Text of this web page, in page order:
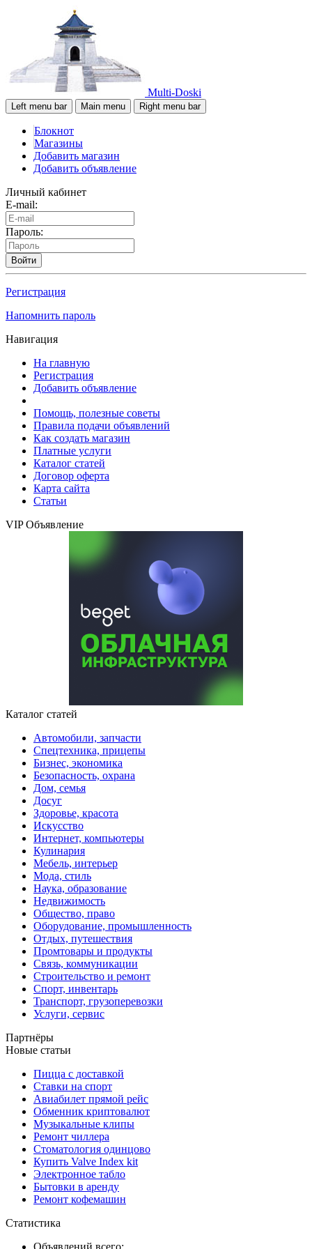
Multi-Doski
Left menu bar Main menu Right menu bar
Блокнот
Магазины
Добавить магазин
Добавить объявление
Личный кабинет
E-mail:
Пароль:
Войти
Регистрация
Напомнить пароль
Навигация
На главную
Регистрация
Добавить объявление
Помощь, полезные советы
Правила подачи объявлений
Как создать магазин
Платные услуги
Каталог статей
Договор оферта
Карта сайта
Статьи
VIP Объявление
Каталог статей
Автомобили, запчасти
Спецтехника, прицепы
Бизнес, экономика
Безопасность, охрана
Дом, семья
Досуг
Здоровье, красота
Искусство
Интернет, компьютеры
Кулинария
Мебель, интерьер
Мода, стиль
Наука, образование
Недвижимость
Общество, право
Оборудование, промышленность
Отдых, путешествия
Промтовары и продукты
Связь, коммуникации
Строительство и ремонт
Спорт, инвентарь
Транспорт, грузоперевозки
Услуги, сервис
Партнёры
Новые статьи
Пицца с доставкой
Ставки на спорт
Авиабилет прямой рейс
Обменник криптовалют
Музыкальные клипы
Ремонт чиллера
Стоматология одинцово
Купить Valve Index kit
Электронное табло
Бытовки в аренду
Ремонт кофемашин
Статистика
Объявлений всего: